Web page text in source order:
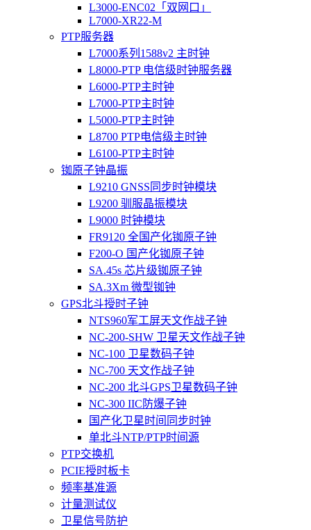
L3000-ENC02「双网口」
L7000-XR22-M
PTP服务器
L7000系列1588v2 主时钟
L8000-PTP 电信级时钟服务器
L6000-PTP主时钟
L7000-PTP主时钟
L5000-PTP主时钟
L8700 PTP电信级主时钟
L6100-PTP主时钟
铷原子钟晶振
L9210 GNSS同步时钟模块
L9200 驯服晶振模块
L9000 时钟模块
FR9120 全国产化铷原子钟
F200-O 国产化铷原子钟
SA.45s 芯片级铷原子钟
SA.3Xm 微型铷钟
GPS北斗授时子钟
NTS960军工屏天文作战子钟
NC-200-SHW 卫星天文作战子钟
NC-100 卫星数码子钟
NC-700 天文作战子钟
NC-200 北斗GPS卫星数码子钟
NC-300 IIC防爆子钟
国产化卫星时间同步时钟
单北斗NTP/PTP时间源
PTP交换机
PCIE授时板卡
频率基准源
计量测试仪
卫星信号防护